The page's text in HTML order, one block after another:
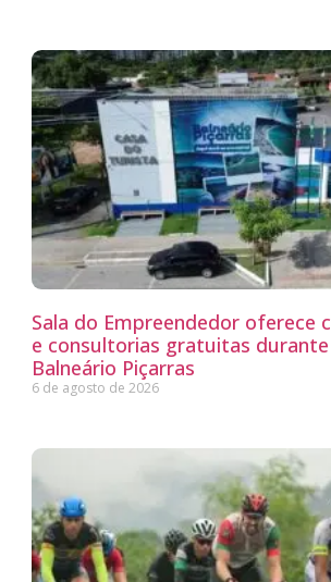
Sala do Empreendedor oferece
e consultorias gratuitas
Balneário Piçarras
6 de agosto de 2026